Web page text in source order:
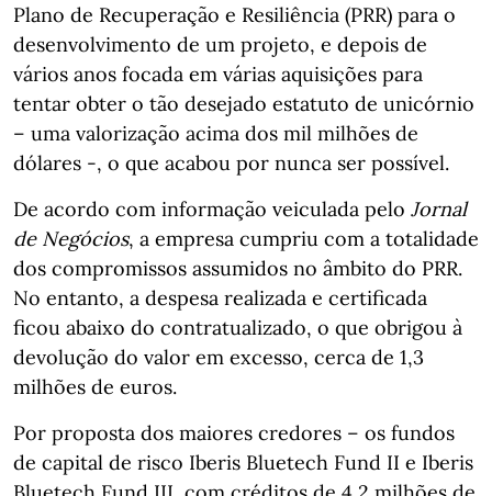
Plano de Recuperação e Resiliência (PRR) para o
desenvolvimento de um projeto, e depois de
vários anos focada em várias aquisições para
tentar obter o tão desejado estatuto de unicórnio
– uma valorização acima dos mil milhões de
dólares -, o que acabou por nunca ser possível.
De acordo com informação veiculada pelo Jornal
de Negócios, a empresa cumpriu com a totalidade
dos compromissos assumidos no âmbito do PRR.
No entanto, a despesa realizada e certificada
ficou abaixo do contratualizado, o que obrigou à
devolução do valor em excesso, cerca de 1,3
milhões de euros.
Por proposta dos maiores credores – os fundos
de capital de risco Iberis Bluetech Fund II e Iberis